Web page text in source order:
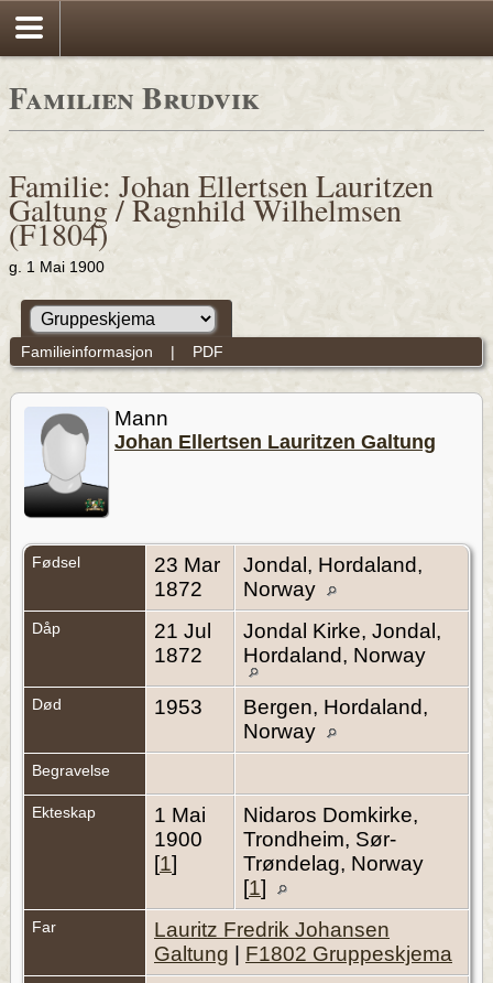
Familien Brudvik
Familie: Johan Ellertsen Lauritzen
Galtung / Ragnhild Wilhelmsen
(F1804)
g. 1 Mai 1900
Familieinformasjon | PDF
Mann
Johan Ellertsen Lauritzen Galtung
Fødsel
23 Mar
1872
Jondal, Hordaland,
Norway
Dåp
21 Jul
1872
Jondal Kirke, Jondal,
Hordaland, Norway
Død 1953
Bergen, Hordaland,
Norway
Begravelse
Ekteskap
1 Mai
1900
[1]
Nidaros Domkirke,
Trondheim, Sør-
Trøndelag, Norway
[1]
Far
Lauritz Fredrik Johansen
Galtung
F1802 Gruppeskjema